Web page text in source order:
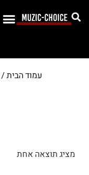
עמוד הבית/
מציג תוצאה אחת